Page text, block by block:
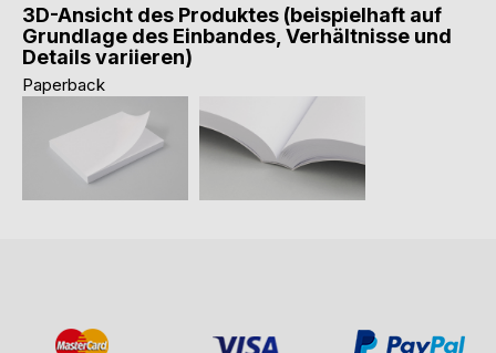
3D-Ansicht des Produktes (beispielhaft auf
Grundlage des Einbandes, Verhältnisse und
Details variieren)
Paperback